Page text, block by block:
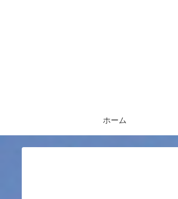
ホーム